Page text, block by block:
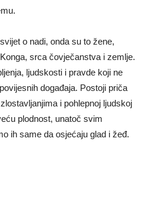
o nadi, onda su to žene,
srca čovječanstva i zemlje.
ljudskosti i pravde koji ne
događaja. Postoji priča
i pohlepnoj ljudskoj
plodnost, unatoč svim
ih same da osjećaju glad i žeđ.